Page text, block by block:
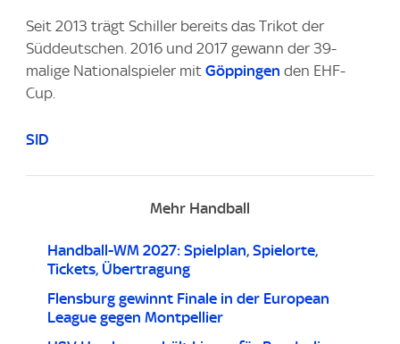
Seit 2013 trägt Schiller bereits das Trikot der
Süddeutschen. 2016 und 2017 gewann der 39-
malige Nationalspieler mit Göppingen den EHF-
Cup.
SID
Mehr Handball
Handball-WM 2027: Spielplan, Spielorte,
Tickets, Übertragung
Flensburg gewinnt Finale in der European
League gegen Montpellier